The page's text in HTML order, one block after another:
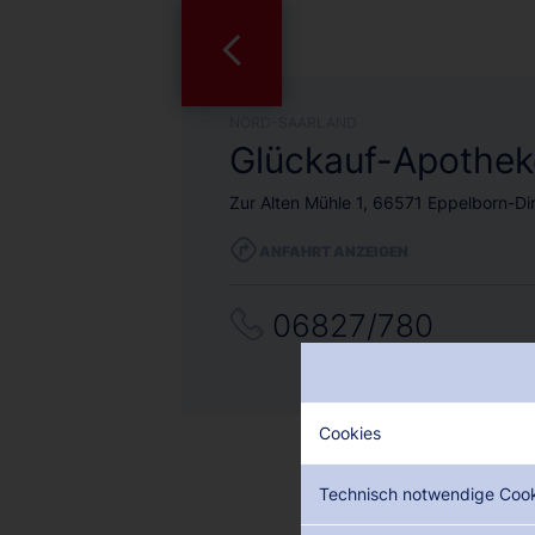
Glückauf-
Zur Alten Mühle 1, 66571 Eppelborn-
06827/780
Cookies
Technisch notwendige